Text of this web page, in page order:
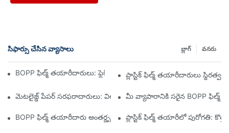
సిఫార్సు చేసిన వ్యాసాలు వనరు
బ్లాగ్
BOPP ఫిల్మ్ తయారీదారులు: ఫ్లెక్సిబుల్ ప్యాకేజింగ్ యొక్క వెన్నెముక
ప్లాస్టిక్ ఫిల్మ్ తయారీదారులు
మెటలైజ్డ్ పేపర్ సరఫరాదారులు: విలాసవంతమైన ప్యాకేజింగ్ అనుభవాలకు
మీ వ్యాపారానికి సరైన BOPP ఫిల్మ్
BOPP ఫిల్మ్ తయారీదారు అంతర్దృష్టులు: మార్కెట్ ట్రెండ్‌లను నావిగేట్
ప్లాస్టిక్ ఫిల్మ్ తయారీలో పురోగతి: